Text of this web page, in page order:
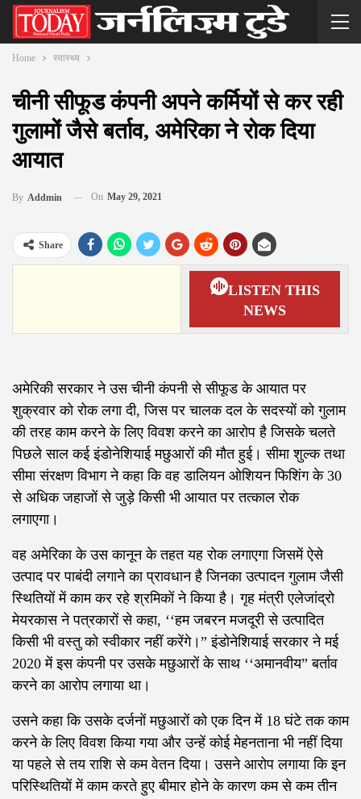
Home स्वास्थ्य
चीनी सीफूड कंपनी अपने कर्मियों से कर रही
गुलामों जैसे बर्ताव, अमेरिका ने रोक दिया
आयात
By Addmin On May 29, 2021
Share
LISTEN THIS
NEWS
अमेरिकी सरकार ने उस चीनी कंपनी से सीफूड के आयात पर
शुक्रवार को रोक लगा दी, जिस पर चालक दल के सदस्यों को गुलाम
की तरह काम करने के लिए विवश करने का आरोप है जिसके चलते
पिछले साल कई इंडोनेशियाई मछुआरों की मौत हुई। सीमा शुल्क तथा
सीमा संरक्षण विभाग ने कहा कि वह डालियन ओशियन फिशिंग के 30
से अधिक जहाजों से जुड़े किसी भी आयात पर तत्काल रोक
लगाएगा।
वह अमेरिका के उस कानून के तहत यह रोक लगाएगा जिसमें ऐसे
उत्पाद पर पाबंदी लगाने का प्रावधान है जिनका उत्पादन गुलाम जैसी
स्थितियों में काम कर रहे श्रमिकों ने किया है। गृह मंत्री एलेजांद्रो
मेयरकास ने पत्रकारों से कहा, ‘‘हम जबरन मजदूरी से उत्पादित
किसी भी वस्तु को स्वीकार नहीं करेंगे।” इंडोनेशियाई सरकार ने मई
2020 में इस कंपनी पर उसके मछुआरों के साथ ‘‘अमानवीय” बर्ताव
करने का आरोप लगाया था।
उसने कहा कि उसके दर्जनों मछुआरों को एक दिन में 18 घंटे तक काम
करने के लिए विवश किया गया और उन्हें कोई मेहनताना भी नहीं दिया
या पहले से तय राशि से कम वेतन दिया। उसने आरोप लगाया कि इन
परिस्थितियों में काम करते हुए बीमार होने के कारण कम से कम तीन